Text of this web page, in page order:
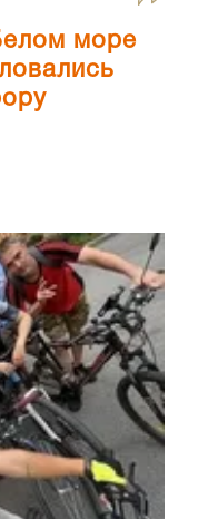
море